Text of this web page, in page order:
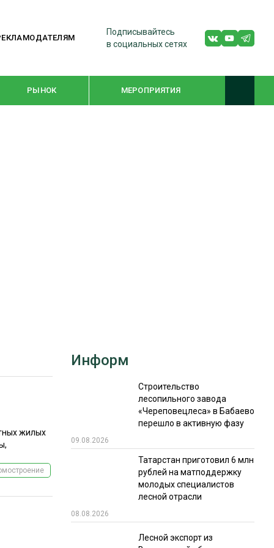
Подписывайтесь
в социальных сетях
РЫНОК МЕРОПРИЯТИЯ
жилых
Информ
Строительство
лесопильного завода
«Череповецлеса» в Бабаево
перешло в активную фазу
09.08.2026
Татарстан приготовил 6 млн
рублей на матподдержку
молодых специалистов
лесной отрасли
08.08.2026
Лесной экспорт из